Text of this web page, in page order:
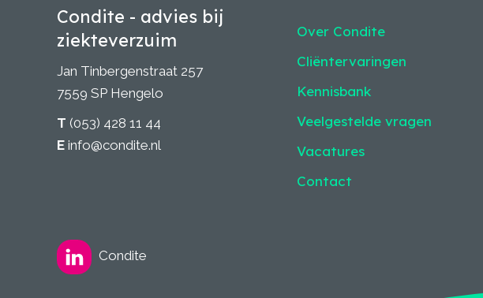
Condite - advies bij
ziekteverzuim
Jan Tinbergenstraat 257
7559 SP Hengelo
T (053) 428 11 44
E info@condite.nl
Over Condite
Cliëntervaringen
Kennisbank
Veelgestelde vragen
Vacatures
Contact
Condite